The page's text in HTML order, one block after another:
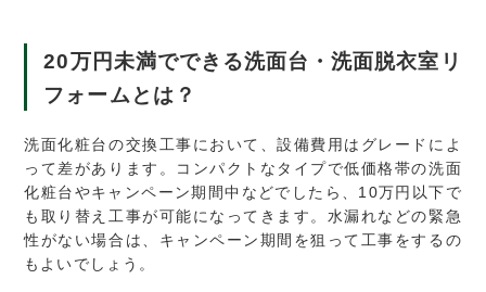
20万円未満でできる洗面台・洗面脱衣室リ
フォームとは？
洗面化粧台の交換工事において、設備費用はグレードによ
って差があります。コンパクトなタイプで低価格帯の洗面
化粧台やキャンペーン期間中などでしたら、10万円以下で
も取り替え工事が可能になってきます。水漏れなどの緊急
性がない場合は、キャンペーン期間を狙って工事をするの
もよいでしょう。